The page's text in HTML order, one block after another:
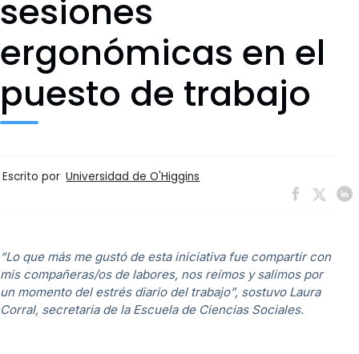
sesiones
ergonómicas en el
puesto de trabajo
Escrito por Universidad de O'Higgins
“Lo que más me gustó de esta iniciativa fue compartir con
mis compañeras/os de labores, nos reímos y salimos por
un momento del estrés diario del trabajo”, sostuvo Laura
Corral, secretaria de la Escuela de Ciencias Sociales.